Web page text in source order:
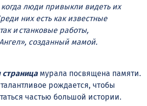
люди привыкли видеть их
них есть как известные
и станковые работы,
созданный мамой.
страницамурала посвящена памяти.
рождается, чтобы
частью большой истории.